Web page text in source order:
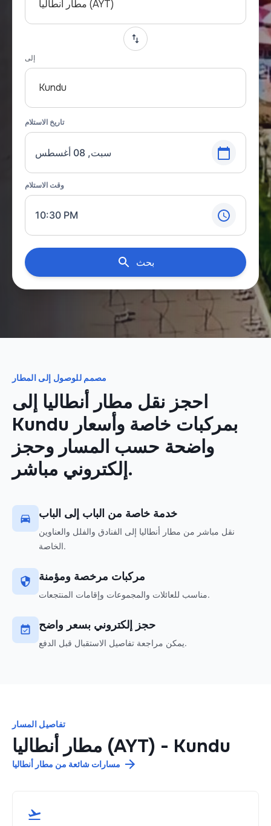
مطار أنطاليا (AYT)
إلى
Kundu
تاريخ الاستلام
سبت, 08 أغسطس
وقت الاستلام
10:30 PM
بحث
مصمم للوصول إلى المطار
احجز نقل مطار أنطاليا إلى
Kundu بمركبات خاصة وأسعار
واضحة حسب المسار وحجز
إلكتروني مباشر.
خدمة خاصة من الباب إلى الباب
نقل مباشر من مطار أنطاليا إلى الفنادق والفلل والعناوين
الخاصة.
مركبات مرخصة ومؤمنة
مناسب للعائلات والمجموعات وإقامات المنتجعات.
حجز إلكتروني بسعر واضح
يمكن مراجعة تفاصيل الاستقبال قبل الدفع.
تفاصيل المسار
مطار أنطاليا (AYT) - Kundu
مسارات شائعة من مطار أنطاليا